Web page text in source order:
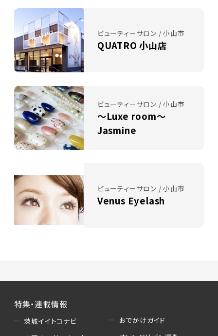
ビューティーサロン / 小山市
QUATRO 小山店
ビューティーサロン / 小山市
～Luxe room～
Jasmine
ビューティーサロン / 小山市
Venus Eyelash
特集・連載情報
茨城イイトコナビ
おでかけガイド